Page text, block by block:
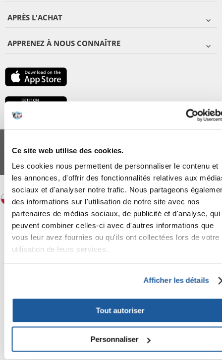
Ce site web utilise des cookies.
Les cookies nous permettent de personnaliser le contenu et
les annonces, d'offrir des fonctionnalités relatives aux
sociaux et d'analyser notre trafic. Nous partageons
des informations sur l'utilisation de notre site avec nos
partenaires de médias sociaux, de publicité et d'analyse, qui
peuvent combiner celles-ci avec d'autres informations que
vous leur avez fournies ou qu'ils ont collectées lors de votre
utilisation de leurs services.
Afficher les détails
Tout autoriser
Personnaliser
APRÈS L'ACHAT
APPRENEZ À NOUS CONNAÎTRE
*Tous les prix incluent la TVA / plus l'expédition
© 2024-2026 FERA 24 UG.
FERA INTERNATIONAL: